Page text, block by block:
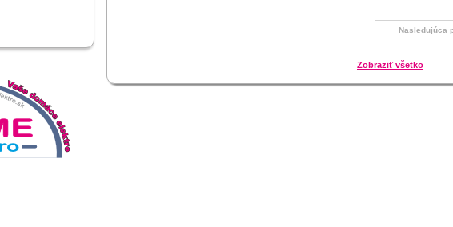
Nasledujúca
Zobraziť všetko